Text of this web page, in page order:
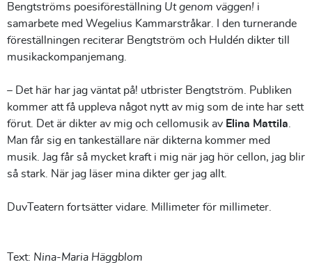
Bengtströms poesiföreställning Ut genom väggen! i
samarbete med Wegelius Kammarstråkar. I den turnerande
föreställningen reciterar Bengtström och Huldén dikter till
musikackompanjemang.
– Det här har jag väntat på! utbrister Bengtström. Publiken
kommer att få uppleva något nytt av mig som de inte har sett
förut. Det är dikter av mig och cellomusik av Elina Mattila
Man får sig en tankeställare när dikterna kommer med
musik. Jag får så mycket kraft i mig när jag hör cellon, jag blir
så stark. När jag läser mina dikter ger jag allt.
DuvTeatern fortsätter vidare. Millimeter för millimeter.
Text: Nina-Maria Häggblom